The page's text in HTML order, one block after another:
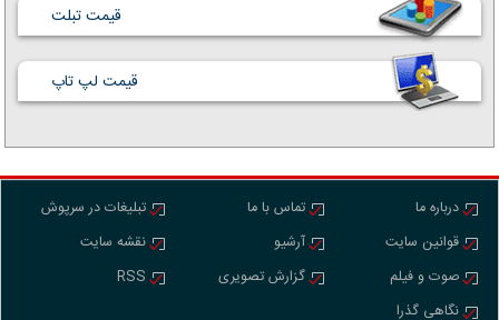
قیمت تبلت
قیمت لپ تاپ
درباره ما
قوانین سایت
صوت و فیلم
نگاهی گذرا
تماس با ما
آرشیو
گزارش تصویری
تبلیغات در سرپوش
نقشه سایت
RSS